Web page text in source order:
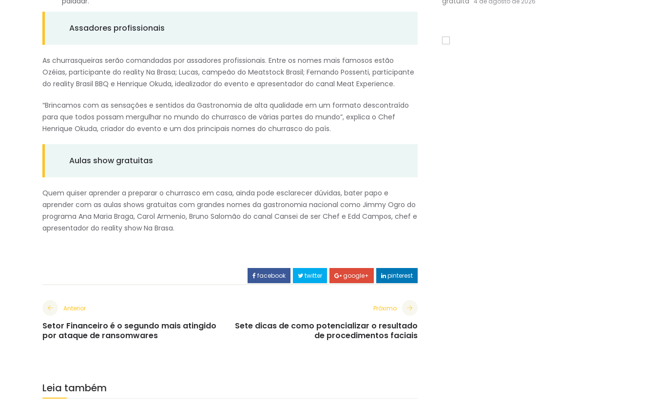
Assadores profissionais
As churrasqueiras serão comandadas por assadores profissionais. Entre os nomes mais famosos estão
Ozéias, participante do reality Na Brasa; Lucas, campeão do Meatstock Brasil; Fernando Possenti, participante
do reality Brasil BBQ e Henrique Okuda, idealizador do evento e apresentador do canal Meat Experience.
“Brincamos com as sensações e sentidos da Gastronomia de alta qualidade em um formato descontraído
para que todos possam mergulhar no mundo do churrasco de várias partes do mundo”, explica o Chef
Henrique Okuda, criador do evento e um dos principais nomes do churrasco do país.
Aulas show gratuitas
Quem quiser aprender a preparar o churrasco em casa, ainda pode esclarecer dúvidas, bater papo e
aprender com as aulas shows gratuitas com grandes nomes da gastronomia nacional como Jimmy Ogro do
programa Ana Maria Braga, Carol Armenio, Bruno Salomão do canal Cansei de ser Chef e Edd Campos, chef e
apresentador do reality show Na Brasa.
facebook twitter google+ pinterest
Anterior
Setor Financeiro é o segundo mais atingido
por ataque de ransomwares
Próximo
Sete dicas de como potencializar o resultado
de procedimentos faciais
Leia também